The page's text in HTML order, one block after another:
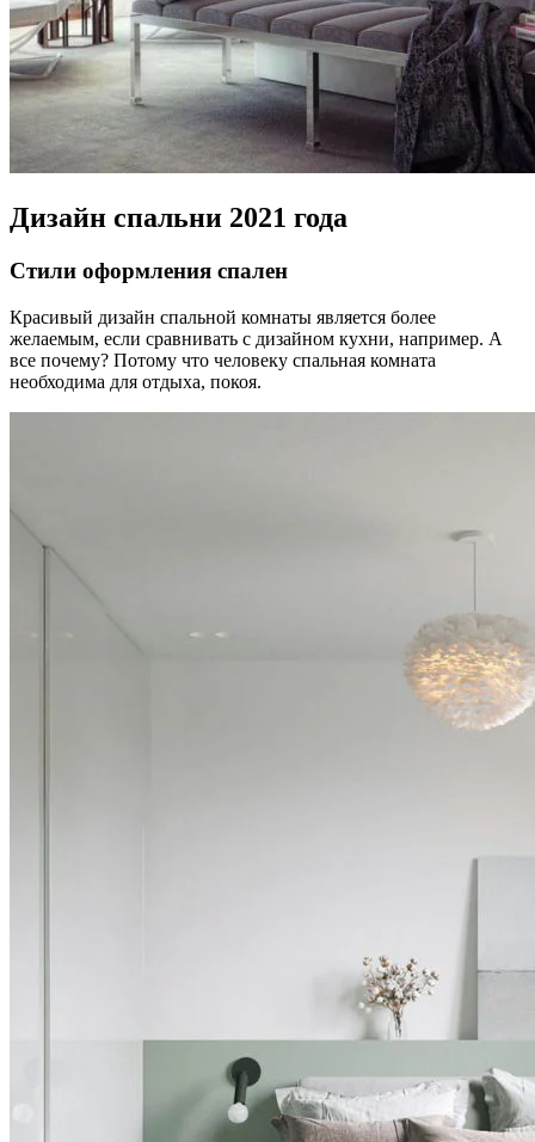
Дизайн спальни 2021 года
Стили оформления спален
Красивый дизайн спальной комнаты является более
желаемым, если сравнивать с дизайном кухни, например. А
все почему? Потому что человеку спальная комната
необходима для отдыха, покоя.